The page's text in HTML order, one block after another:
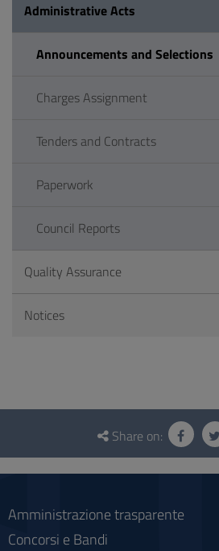
Administrative Acts
Announcements and Selections
Charges Assignment
Tenders and Contracts
Paperwork
Council Reports
Quality Assurance
Notices
Questionnaire
social
Share on:
Amministrazione trasparente
Concorsi e Bandi